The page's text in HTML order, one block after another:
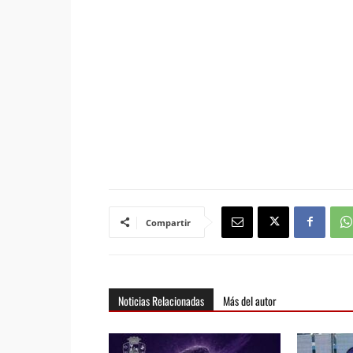
Compartir
Noticias Relacionadas Más del autor